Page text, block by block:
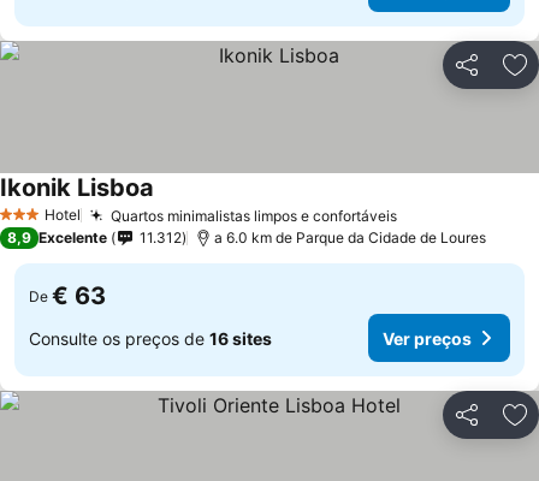
Partilhar
3 EstrelasHotel Quartos minimalistas limpos e confortáveis
Ikonik Lisboa
8,9 Excelente 11.312 a 6.0 km de Parque da Cidade de Loures
De € 63
Consulte os preços de 16 sites Ver preços
Partilhar